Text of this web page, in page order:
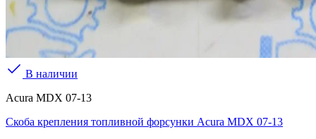
В наличии
Acura MDX 07-13
Скоба крепления топливной форсунки Acura MDX 07-13